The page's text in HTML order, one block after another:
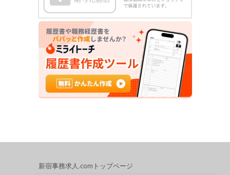
新宿事務求人.comトップページ